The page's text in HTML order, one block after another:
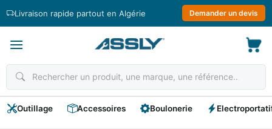
Livraison rapide partout en Algérie Demander un devis
Outillage Accessoires Boulonerie